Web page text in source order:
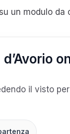
un modulo
il visto